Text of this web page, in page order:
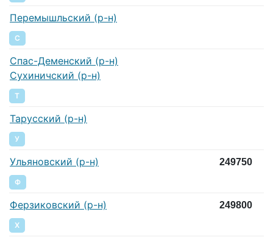
Перемышльский (р-н)
С
Спас-Деменский (р-н)
Сухиничский (р-н)
Т
Тарусский (р-н)
У
Ульяновский (р-н) 249750
Ф
Ферзиковский (р-н) 249800
Х